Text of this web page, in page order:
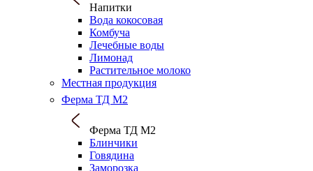
Напитки
Вода кокосовая
Комбуча
Лечебные воды
Лимонад
Растительное молоко
Местная продукция
Ферма ТД М2
Ферма ТД М2
Блинчики
Говядина
Заморозка